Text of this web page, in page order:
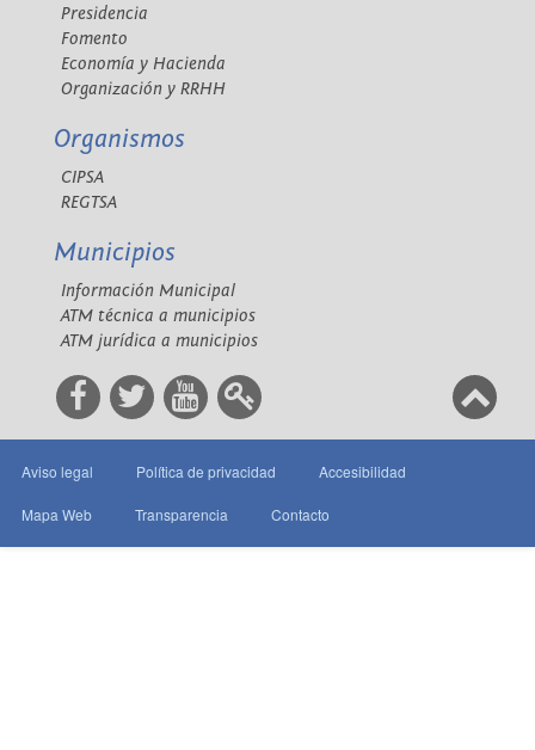
Presidencia
Fomento
Economía y Hacienda
Organización y RRHH
Organismos
CIPSA
REGTSA
Municipios
Información Municipal
ATM técnica a municipios
ATM jurídica a municipios
Aviso legal Política de privacidad Accesibilidad
Mapa Web Transparencia Contacto